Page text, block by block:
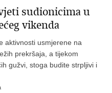
sudionicima u
vikenda
aktivnosti usmjerene na
prekršaja, a tijekom
gužvi, stoga budite strpljivi i